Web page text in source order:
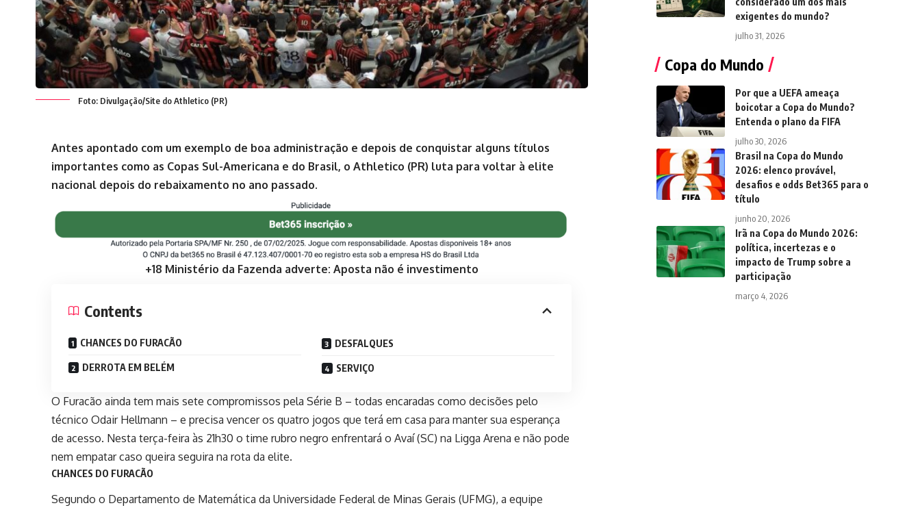
Foto: Divulgação/Site do Athletico (PR)
Antes apontado com um exemplo de boa administração e depois de conquistar alguns títulos
importantes como as Copas Sul-Americana e do Brasil, o Athletico (PR) luta para voltar à elite
nacional depois do rebaixamento no ano passado.
+18 Ministério da Fazenda adverte: Aposta não é investimento
Contents
CHANCES DO FURACÃO
DERROTA EM BELÉM
DESFALQUES
SERVIÇO
O Furacão ainda tem mais sete compromissos pela Série B – todas encaradas como decisões pelo
técnico Odair Hellmann – e precisa vencer os quatro jogos que terá em casa para manter sua esperança
de acesso. Nesta terça-feira às 21h30 o time rubro negro enfrentará o Avaí (SC) na Ligga Arena e não pode
nem empatar caso queira seguira na rota da elite.
CHANCES DO FURACÃO
Segundo o Departamento de Matemática da Universidade Federal de Minas Gerais (UFMG), a equipe
exigentes do mundo?
julho 31, 2026
Copa do Mundo
Por que a UEFA ameaça
boicotar a Copa do Mundo?
Entenda o plano da FIFA
julho 30, 2026
Brasil na Copa do Mundo
2026: elenco provável,
desafios e odds Bet365 para o
título
junho 20, 2026
Irã na Copa do Mundo 2026:
política, incertezas e o
impacto de Trump sobre a
participação
março 4, 2026